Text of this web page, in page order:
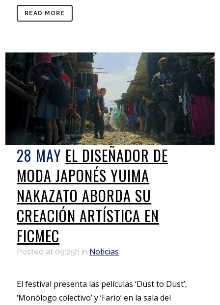
READ MORE
28 MAY EL DISEÑADOR DE
MODA JAPONÉS YUIMA
NAKAZATO ABORDA SU
CREACIÓN ARTÍSTICA EN
FICMEC
Posted at 09:25h in Noticias
El festival presenta las películas ‘Dust to Dust’,
‘Monólogo colectivo’ y ‘Fario’ en la sala del